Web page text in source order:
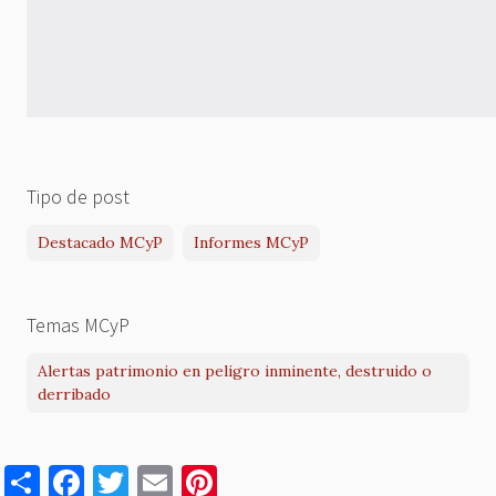
Tipo de post
Destacado MCyP Informes MCyP
Temas MCyP
Alertas patrimonio en peligro inminente, destruido o
derribado
S F T E